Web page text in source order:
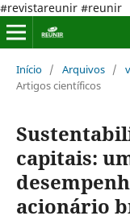
#revistareunir #reunir
Início / Arquivos /
Artigos científicos
capitais:
acionário